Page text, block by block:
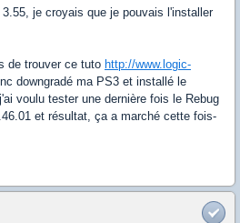
je croyais que je pouvais l'installer
de trouver ce tuto http://www.logic-
downgradé ma PS3 et installé le
voulu tester une dernière fois le Rebug
et résultat, ça a marché cette fois-